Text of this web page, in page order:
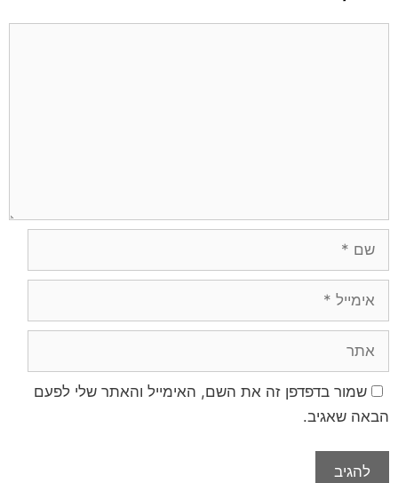
שמור בדפדפן זה את השם, האימייל והאתר שלי לפעם
הבאה שאגיב.